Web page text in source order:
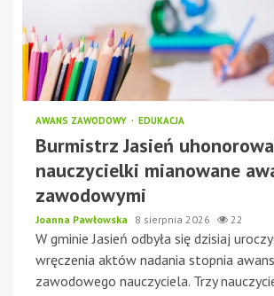
AWANS ZAWODOWY EDUKACJA
Burmistrz Jasień
nauczycielki mianowane
zawodowymi
Joanna Pawłowska 8 sierpnia 2026 22
W gminie Jasień odbyła się dzisiaj
wręczenia aktów nadania stopnia
zawodowego nauczyciela. Trzy